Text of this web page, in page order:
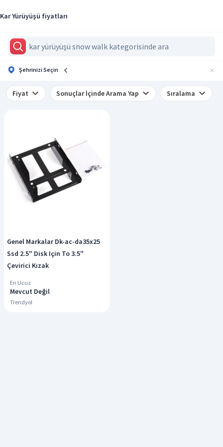
Kar Yürüyüşü fiyatları
Şehrinizi Seçin
Fiyat Sonuçlar İçinde Arama Yap Sıralama
Genel Markalar Dk-ac-da35x25
Ssd 2.5" Disk Için To 3.5"
Çevirici Kızak
En Ucuz
Mevcut Değil
Trendyol